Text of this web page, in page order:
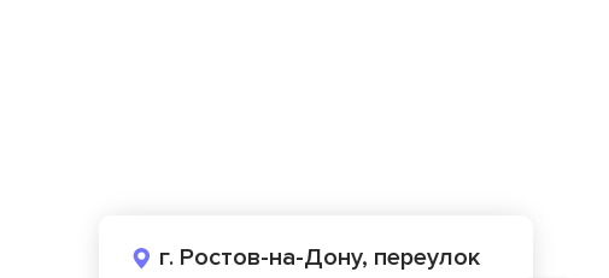
г. Ростов-на-Дону, переулок